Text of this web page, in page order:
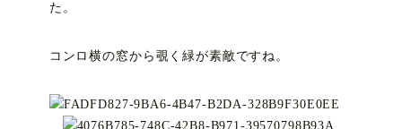
た。
コンロ横の窓から覗く緑が素敵ですね。